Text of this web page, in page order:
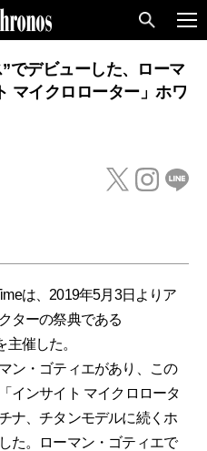
でデビューした、ローマ
マイクロローター」ホワ
は、2019年5月3日よりア
ターの祭典である
主催した。
ン・ゴティエがあり、この
インサイト マイクロロータ
ナ、チタンモデルに続くホ
た。ローマン・ゴティエで